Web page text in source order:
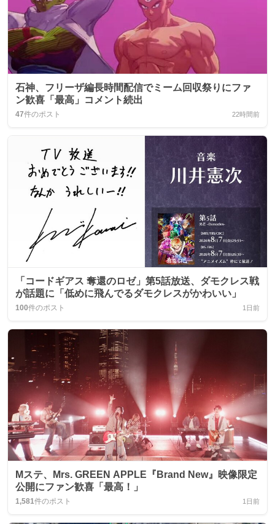
石神、フリーザ編長時間配信でミーム回収祭りにファ
ン歓喜「最高」コメント続出
47件のポスト 22時間前
「コードギアス 奪還のロゼ」第5話放送、ダモクレス戦
が話題に「低めに飛んでるダモクレスがかわいい」
100件のポスト 1日前
Mステ、Mrs. GREEN APPLE『Brand New』映像限定
公開にファン歓喜「最高！」
1,581件のポスト 1日前